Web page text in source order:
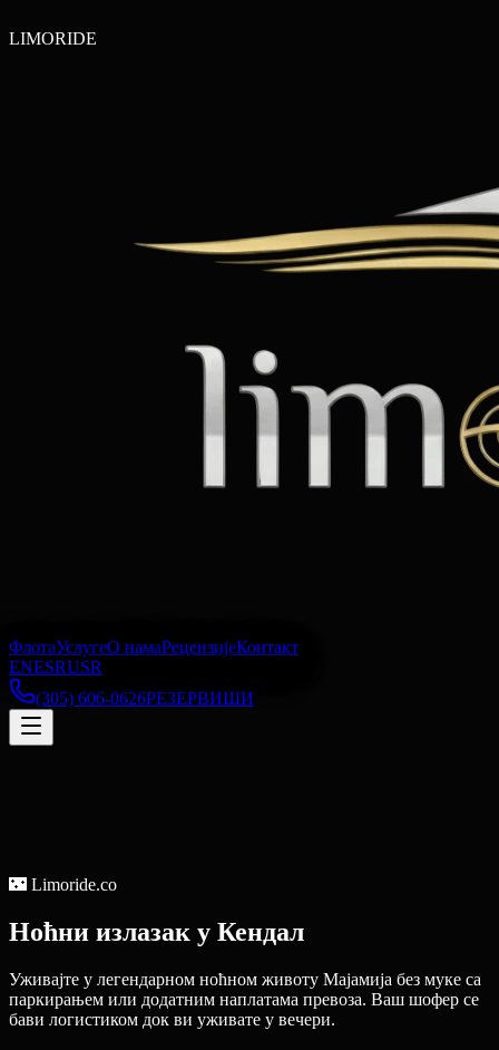
LIMORIDE
ФлотаУслугеО намаРецензијеКонтакт
ENESRUSR
(305) 606-0626РЕЗЕРВИШИ
🌃 Limoride.co
Ноћни излазак у Кендал
Уживајте у легендарном ноћном животу Мајамија без муке са
паркирањем или додатним наплатама превоза. Ваш шофер се
бави логистиком док ви уживате у вечери.